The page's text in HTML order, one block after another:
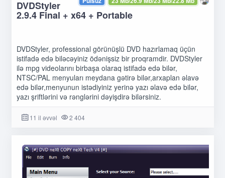
DVDStyler
2.9.4 Final + x64 + Portable
DVDStyler, professional görünüşlü DVD hazırlamaq üçün
istifadə edə biləcəyiniz ödənişsiz bir proqramdir. DVDStyler
ilə mpg videolarını birbaşa olaraq istifadə edə bilər,
NTSC/PAL menyuları meydana gətirə bilər,arxaplan əlavə
edə bilər,menyunun istədiyiniz yerinə yazı əlavə edə bilər,
yazı şriftlərini və rənglərini dəyişdirə bilərsiniz.
11 il əvvəl 2 404